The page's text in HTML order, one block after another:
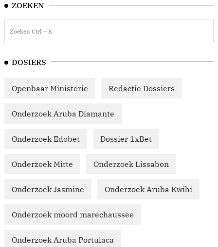
ZOEKEN
DOSIERS
Openbaar Ministerie Redactie Dossiers
Onderzoek Aruba Diamante
Onderzoek Edobet Dossier 1xBet
Onderzoek Mitte Onderzoek Lissabon
Onderzoek Jasmine Onderzoek Aruba Kwihi
Onderzoek moord marechaussee
Onderzoek Aruba Portulaca